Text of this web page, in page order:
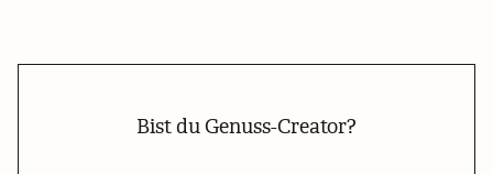
Bist du Genuss-Creator?